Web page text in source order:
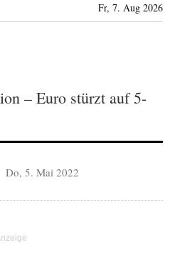
Fr, 7. Aug 2026
– Euro stürzt auf 5-
Do, 5. Mai 2022